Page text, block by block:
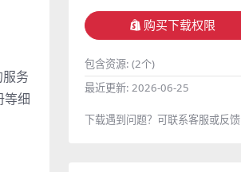
务
等细
购买下载权限
包含资源: (2个)
最近更新: 2026-06-25
下载遇到问题？可联系客服或反馈